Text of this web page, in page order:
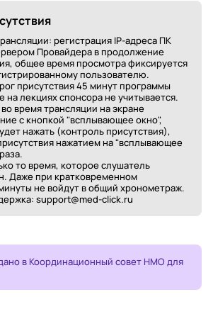
регистрация IP-адреса ПК
Провайдера в продолжение
общее время просмотра фиксируется
пользователю.
присутствия 45 минут программы
на лекциях спонсора не учитывается.
время трансляции на экране
с кнопкой "всплывающее окно",
нажать (контроль присутствия),
нажатием на "всплывающее
то время, которое слушатель
Даже при кратковременном
не войдут в общий хронометраж.
support@med-click.ru
в Координационный совет НМО для